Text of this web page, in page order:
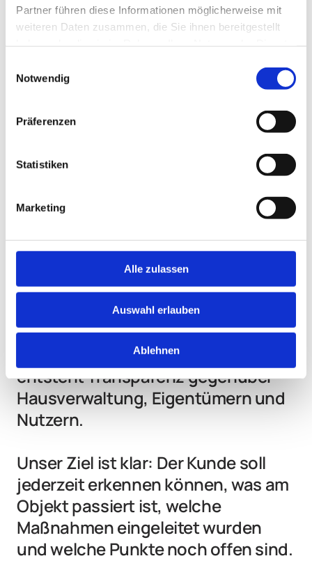
Partner führen diese Informationen möglicherweise mit
weiteren Daten zusammen, die Sie ihnen bereitgestellt
Notwendig
Präferenzen
Statistiken
Marketing
Alle zulassen
Auswahl erlauben
Ablehnen
Digitale Dokumentation und klare
Kommunikation
Management funktioniert nur mit
sauberer Kommunikation. Deshalb
setzen wir auf digitale Prozesse,
nachvollziehbare Dokumentation.
Störungen, Schäden, erledigte
Arbeiten und besondere
Vorkommnisse werden nicht
mündlich „irgendwie
weitergegeben“, sondern gezielt
erfasst und nachverfolgt. So
entsteht Transparenz gegenüber
Hausverwaltung, Eigentümern und
Nutzern.
Unser Ziel ist klar: Der Kunde soll
jederzeit erkennen können, was am
Objekt passiert ist, welche
Maßnahmen eingeleitet wurden
und welche Punkte noch offen sind.